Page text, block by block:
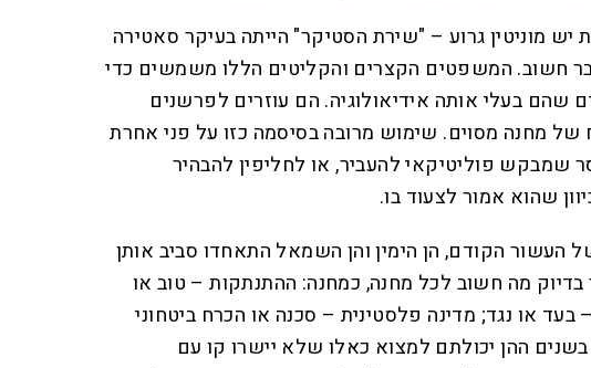
יש מוניטין גרוע – "שירת הסטיקר" הייתה בעיקר סאטירה
חשוב. המשפטים הקצרים והקליטים הללו משמשים כדי
שהם בעלי אותה אידיאולוגיה. הם עוזרים לפרשנים
של מחנה מסוים. שימוש מרובה בסיסמה כזו על פני אחרת
שמבקש פוליטיקאי להעביר, או לחליפין להבהיר
שהוא אמור לצעוד בו.
העשור הקודם, הן הימין והן השמאל התאחדו סביב אותן
בדיוק מה חשוב לכל מחנה, כמחנה: ההתנתקות – טוב או
בעד או נגד; מדינה פלסטינית – סכנה או הכרח ביטחוני
בשנים ההן יכולתם למצוא כאלו שלא יישרו קו עם